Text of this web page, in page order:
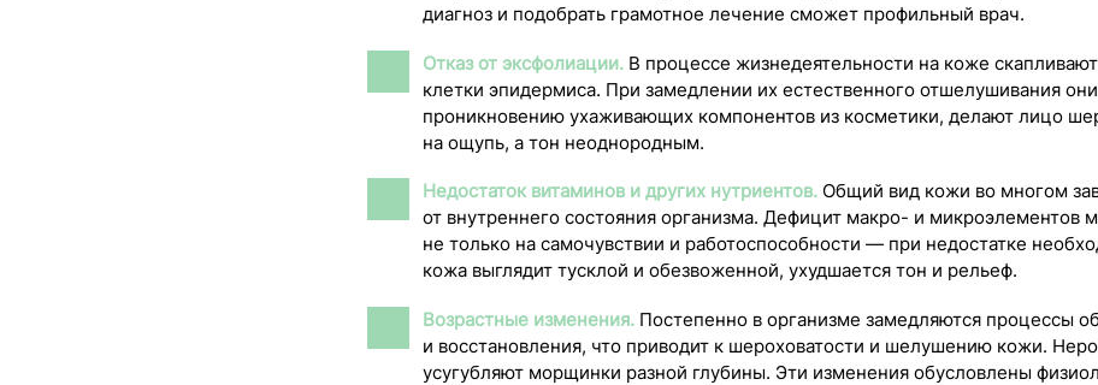
диагноз и подобрать грамотное лечение сможет профильный врач.
Отказ от эксфолиации. В процессе жизнедеятельности на коже
клетки эпидермиса. При замедлении их естественного отшелушивания
проникновению ухаживающих компонентов из косметики, делают лицо
на ощупь, а тон неоднородным.
Недостаток витаминов и других нутриентов. Общий вид кожи во многом
от внутреннего состояния организма. Дефицит макро- и микроэлементов
не только на самочувствии и работоспособности — при недостатке
кожа выглядит тусклой и обезвоженной, ухудшается тон и рельеф.
Возрастные изменения. Постепенно в организме замедляются процессы
и восстановления, что приводит к шероховатости и шелушению кожи.
усугубляют морщинки разной глубины. Эти изменения обусловлены